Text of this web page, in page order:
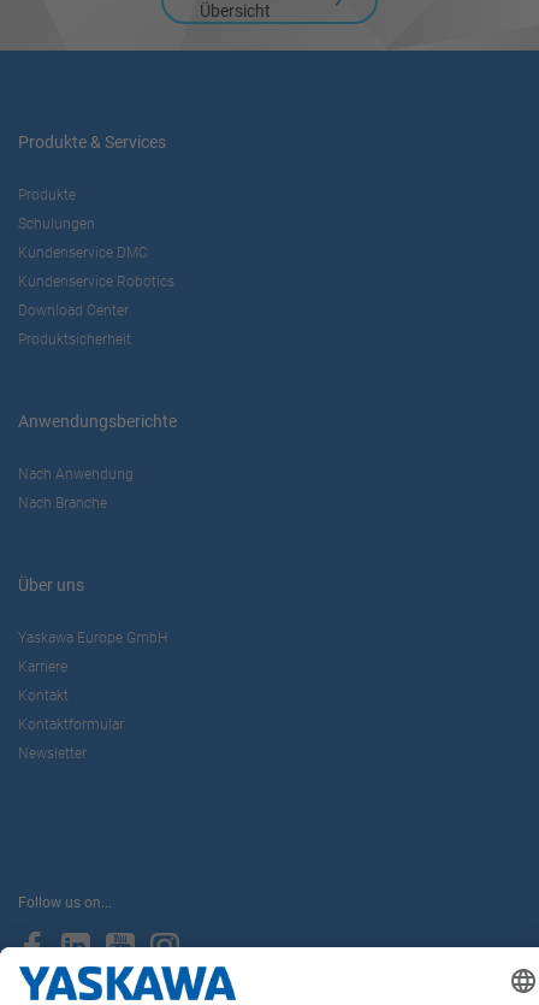
Übersicht
Produkte & Services
Produkte
Schulungen
Kundenservice DMC
Kundenservice Robotics
Download Center
Produktsicherheit
Anwendungsberichte
Nach Anwendung
Nach Branche
Über uns
Yaskawa Europe GmbH
Karriere
Kontakt
Kontaktformular
Newsletter
Follow us on...